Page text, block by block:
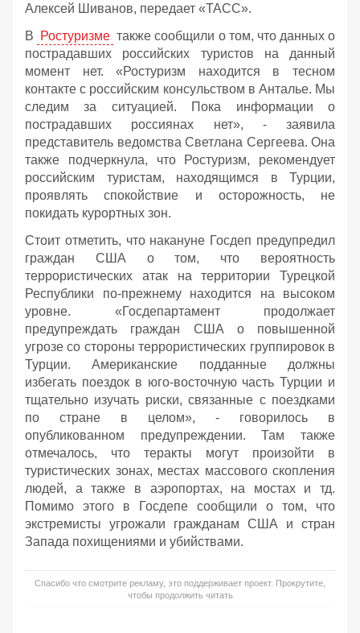
Алексей Шиванов, передает «ТАСС».
В
Ростуризме также сообщили о том, что данных о
пострадавших российских туристов на данный
момент нет. «Ростуризм находится в тесном
контакте с российским консульством в Анталье. Мы
следим за ситуацией. Пока информации о
пострадавших россиянах нет», - заявила
представитель ведомства Светлана Сергеева. Она
также подчеркнула, что Ростуризм, рекомендует
российским туристам, находящимся в Турции,
проявлять спокойствие и осторожность, не
покидать курортных зон.
Стоит отметить, что накануне Госдеп предупредил
граждан США о том, что вероятность
террористических атак на территории Турецкой
Республики по-прежнему находится на высоком
уровне. «Госдепартамент продолжает
предупреждать граждан США о повышенной
угрозе со стороны террористических группировок в
Турции. Американские подданные должны
избегать поездок в юго-восточную часть Турции и
тщательно изучать риски, связанные с поездками
по стране в целом», - говорилось в
опубликованном предупреждении. Там также
отмечалось, что теракты могут произойти в
туристических зонах, местах массового скопления
людей, а также в аэропортах, на мостах и тд.
Помимо этого в Госдепе сообщили о том, что
экстремисты угрожали гражданам США и стран
Запада похищениями и убийствами.
Спасибо что смотрите рекламу, это поддерживает проект. Прокрутите,
чтобы продолжить читать